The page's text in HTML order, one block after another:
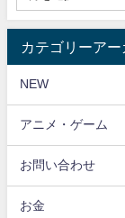
カテゴリーアー
NEW
アニメ・ゲーム
お問い合わせ
お金